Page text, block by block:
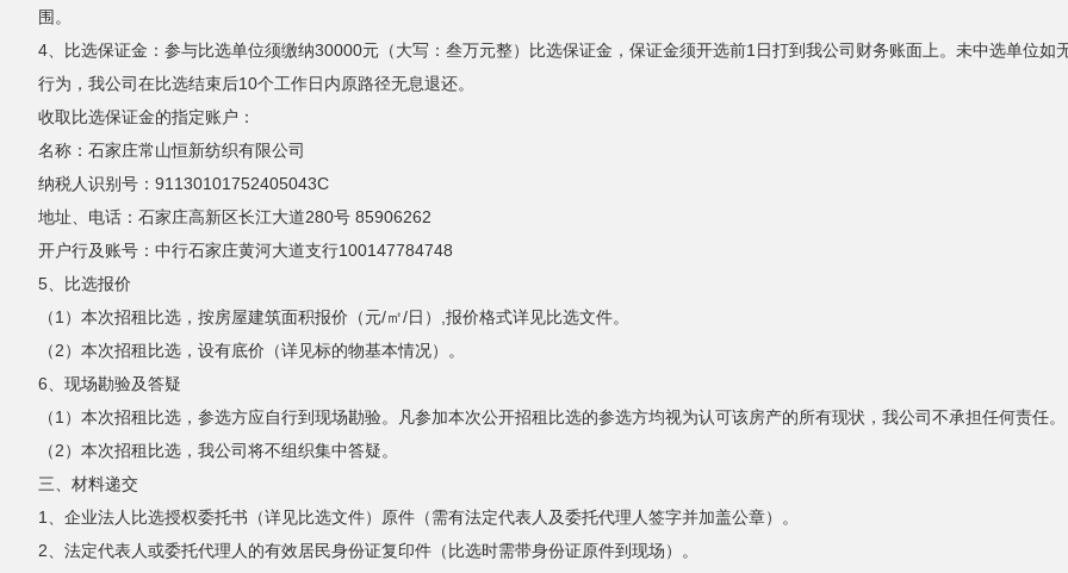
围。
4、比选保证金：参与比选单位须缴纳30000元（大写：叁万元整）比选保证金，保证金须开选前1日打到我公司财务账面上。未中选单位如
行为，我公司在比选结束后10个工作日内原路径无息退还。
收取比选保证金的指定账户：
名称：石家庄常山恒新纺织有限公司
纳税人识别号：91130101752405043C
地址、电话：石家庄高新区长江大道280号 85906262
开户行及账号：中行石家庄黄河大道支行100147784748
5、比选报价
（1）本次招租比选，按房屋建筑面积报价（元/㎡/日）,报价格式详见比选文件。
（2）本次招租比选，设有底价（详见标的物基本情况）。
6、现场勘验及答疑
（1）本次招租比选，参选方应自行到现场勘验。凡参加本次公开招租比选的参选方均视为认可该房产的所有现状，我公司不承担任何责任。
（2）本次招租比选，我公司将不组织集中答疑。
三、材料递交
1、企业法人比选授权委托书（详见比选文件）原件（需有法定代表人及委托代理人签字并加盖公章）。
2、法定代表人或委托代理人的有效居民身份证复印件（比选时需带身份证原件到现场）。